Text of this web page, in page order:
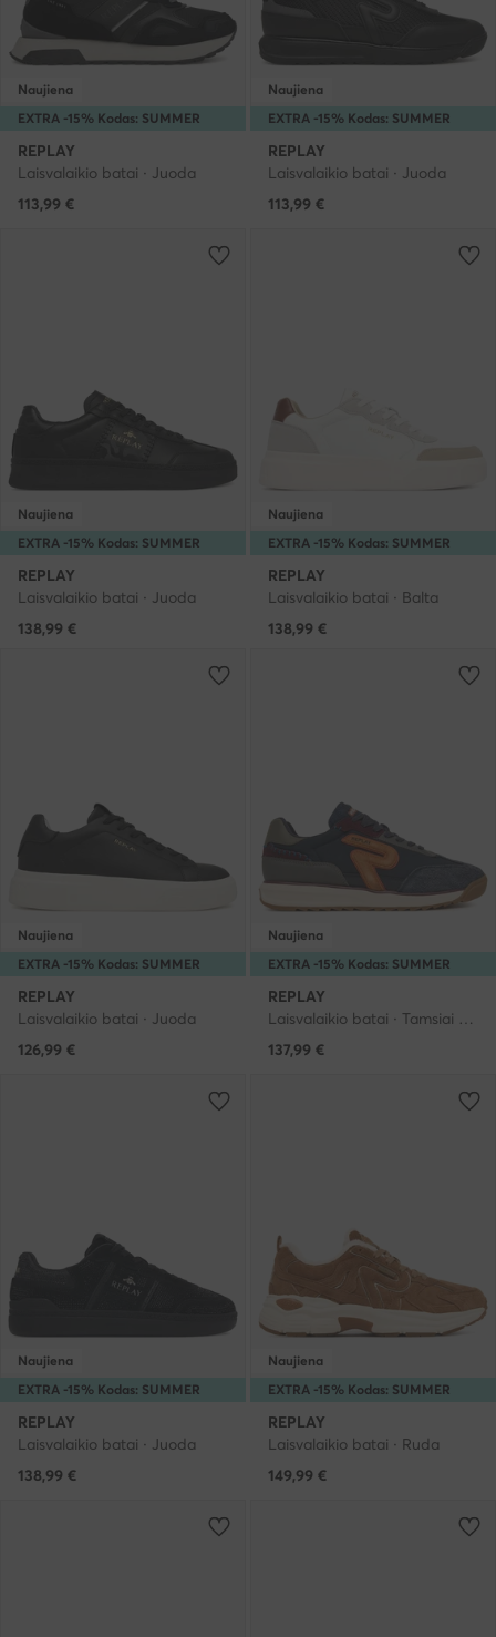
EXTRA -15% Kodas: SUMMER
Naujiena
REPLAY
Laisvalaikio batai · Juoda
113,99 €
EXTRA -15% Kodas: SUMMER
Naujiena
REPLAY
Laisvalaikio batai · Juoda
113,99 €
EXTRA -15% Kodas: SUMMER
Naujiena
REPLAY
Laisvalaikio batai · Juoda
138,99 €
EXTRA -15% Kodas: SUMMER
Naujiena
REPLAY
Laisvalaikio batai · Balta
138,99 €
EXTRA -15% Kodas: SUMMER
Naujiena
REPLAY
Laisvalaikio batai · Juoda
126,99 €
EXTRA -15% Kodas: SUMMER
Naujiena
REPLAY
Laisvalaikio batai · Tamsiai mėlyna
137,99 €
EXTRA -15% Kodas: SUMMER
Naujiena
REPLAY
Laisvalaikio batai · Juoda
138,99 €
EXTRA -15% Kodas: SUMMER
Naujiena
REPLAY
Laisvalaikio batai · Ruda
149,99 €